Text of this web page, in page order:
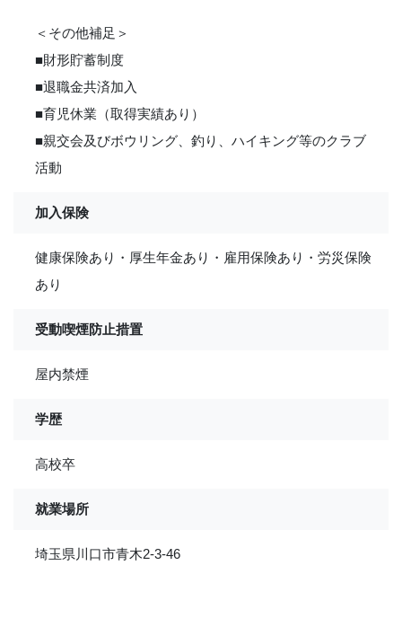
＜その他補足＞
■財形貯蓄制度
■退職金共済加入
■育児休業（取得実績あり）
■親交会及びボウリング、釣り、ハイキング等のクラブ
活動
加入保険
健康保険あり・厚生年金あり・雇用保険あり・労災保険
あり
受動喫煙防止措置
屋内禁煙
学歴
高校卒
就業場所
埼玉県川口市青木2-3-46